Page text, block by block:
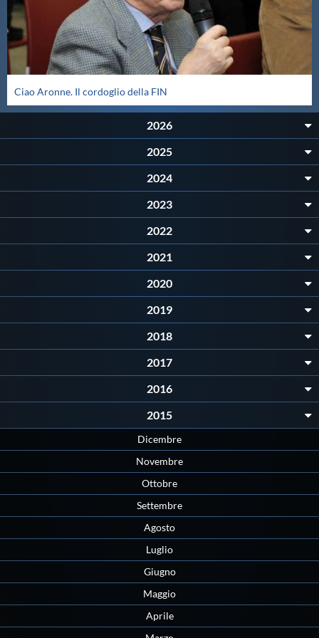
Protezione Civile
Qualità
Sostenibilità
Cookie Policy
Flash News
Galleria fotografica
Intranet
Webmail
Contatti
Mappa del sito
Ciao Aronne. Il cordoglio della FIN
2026
2025
2024
2023
2022
2021
2020
2019
2018
2017
2016
2015
Dicembre
Novembre
Ottobre
Settembre
Agosto
Luglio
Giugno
Maggio
Aprile